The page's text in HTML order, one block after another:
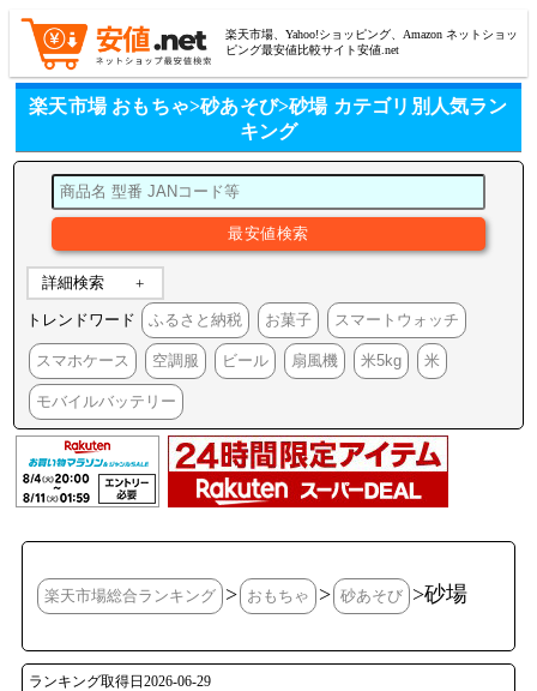
楽天市場、Yahoo!ショッピング、Amazon ネットショッ
ピング最安値比較サイト安値.net
楽天市場 おもちゃ>砂あそび>砂場 カテゴリ別人気ラン
キング
詳細検索
トレンドワード ふるさと納税 お菓子 スマートウォッチ
スマホケース 空調服 ビール 扇風機 米5kg 米
モバイルバッテリー
楽天市場総合ランキング > おもちゃ > 砂あそび >砂場
ランキング取得日2026-06-29